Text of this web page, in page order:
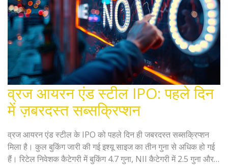
व्रज आयरन एंड स्टील IPO: पहले दिन
में ज़बरदस्त सब्सक्रिप्शन
व्रज आयरन एंड स्टील के IPO को पहले दिन ही जबरदस्त सब्सक्रिप्शन
मिला है। कुल बुकिंग जारी की गई इश्यू साइज का तीन गुना से अधिक हो गई
हैं। रिटेल निवेशक कैटेगरी में बुकिंग 4.7 गुना, NII कैटेगरी में 2.5 गुना और